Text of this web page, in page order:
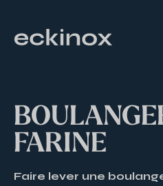
FARINE
Faire lever une